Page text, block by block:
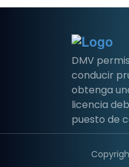
DMV
conducir
obtenga
licencia
puesto de